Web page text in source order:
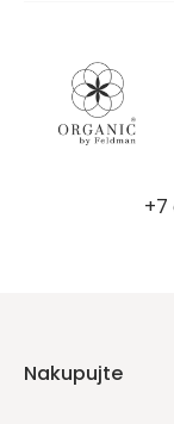
Nakupujte